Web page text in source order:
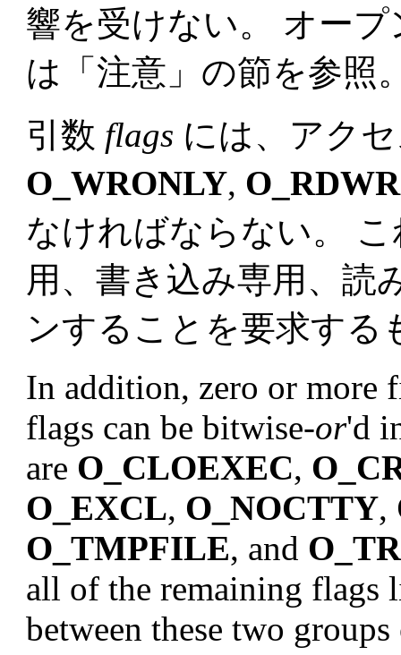
響を受けない。 オー
は「注意」の節を参照
引数 flags には、アク
O_WRONLY, O_RDWR
なければならない。
用、書き込み専用、読
ンすることを要求する
In addition, zero or more
flags can be bitwise-or'd
are O_CLOEXEC,
O_EXCL, O_NOCTTY,
O_TMPFILE, and
all of the remaining flags
between these two